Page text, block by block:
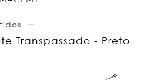
Transpassado - Preto